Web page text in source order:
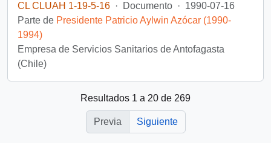
CL CLUAH 1-19-5-16 · Documento · 1990-07-16
Parte de Presidente Patricio Aylwin Azócar (1990-
1994)
Empresa de Servicios Sanitarios de Antofagasta
(Chile)
Resultados 1 a 20 de 269
Previa Siguiente